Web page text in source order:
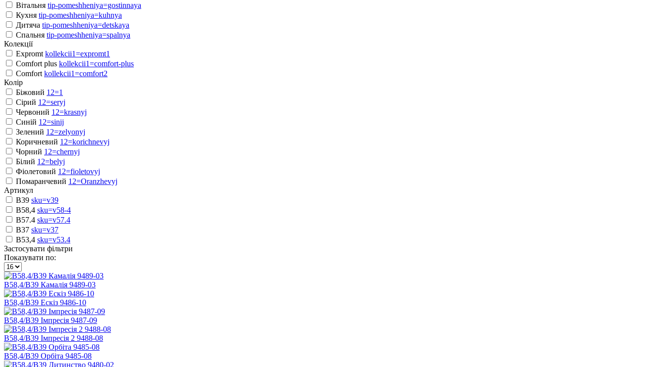
Вітальня tip-pomeshheniya=gostinnaya
Кухня tip-pomeshheniya=kuhnya
Дитяча tip-pomeshheniya=detskaya
Спальня tip-pomeshheniya=spalnya
Колекції
Expromt kollekcii1=expromt1
Comfort plus kollekcii1=comfort-plus
Comfort kollekcii1=comfort2
Колір
Біжовий 12=1
Сірий 12=seryj
Червоний 12=krasnyj
Синій 12=sinij
Зелений 12=zelyonyj
Коричневий 12=korichnevyj
Чорний 12=chernyj
Білий 12=belyj
Фіолетовий 12=fioletovyj
Помаранчевий 12=Oranzhevyj
Артикул
B39 sku=v39
B58,4 sku=v58-4
B57.4 sku=v57.4
В37 sku=v37
В53,4 sku=v53.4
Застосувати фільтри
Показувати по:
В58,4/В39 Камалія 9489-03
В58,4/В39 Ескіз 9486-10
В58,4/В39 Імпресія 9487-09
В58,4/В39 Імпресія 2 9488-08
В58,4/В39 Орбіта 9485-08